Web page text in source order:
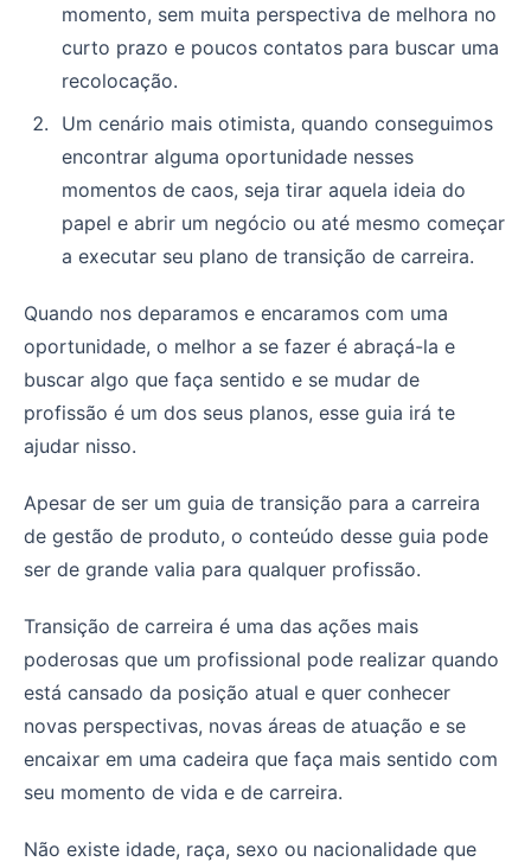
momento, sem muita perspectiva de melhora no
curto prazo e poucos contatos para buscar uma
recolocação.
Um cenário mais otimista, quando conseguimos
encontrar alguma oportunidade nesses
momentos de caos, seja tirar aquela ideia do
papel e abrir um negócio ou até mesmo começar
a executar seu plano de transição de carreira.
Quando nos deparamos e encaramos com uma
oportunidade, o melhor a se fazer é abraçá-la e
buscar algo que faça sentido e se mudar de
profissão é um dos seus planos, esse guia irá te
ajudar nisso.
Apesar de ser um guia de transição para a carreira
de gestão de produto, o conteúdo desse guia pode
ser de grande valia para qualquer profissão.
Transição de carreira é uma das ações mais
poderosas que um profissional pode realizar quando
está cansado da posição atual e quer conhecer
novas perspectivas, novas áreas de atuação e se
encaixar em uma cadeira que faça mais sentido com
seu momento de vida e de carreira.
Não existe idade, raça, sexo ou nacionalidade que